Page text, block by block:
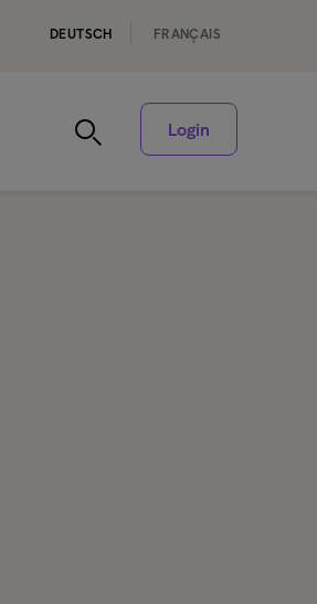
DEUTSCH FRANÇAIS
Login